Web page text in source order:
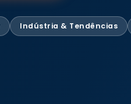
Indústria & Tendências